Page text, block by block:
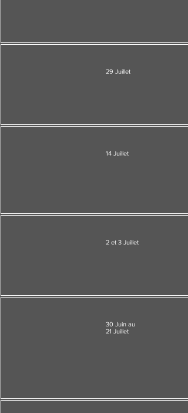
29 Juillet
14 Juillet
2 et 3 Juillet
30 Juin au
21 Juillet